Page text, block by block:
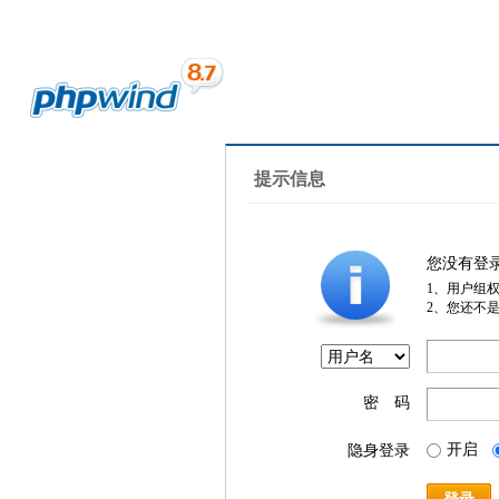
提示信息
您没有登
1、用户组
2、您还不
密 码
隐身登录 开启